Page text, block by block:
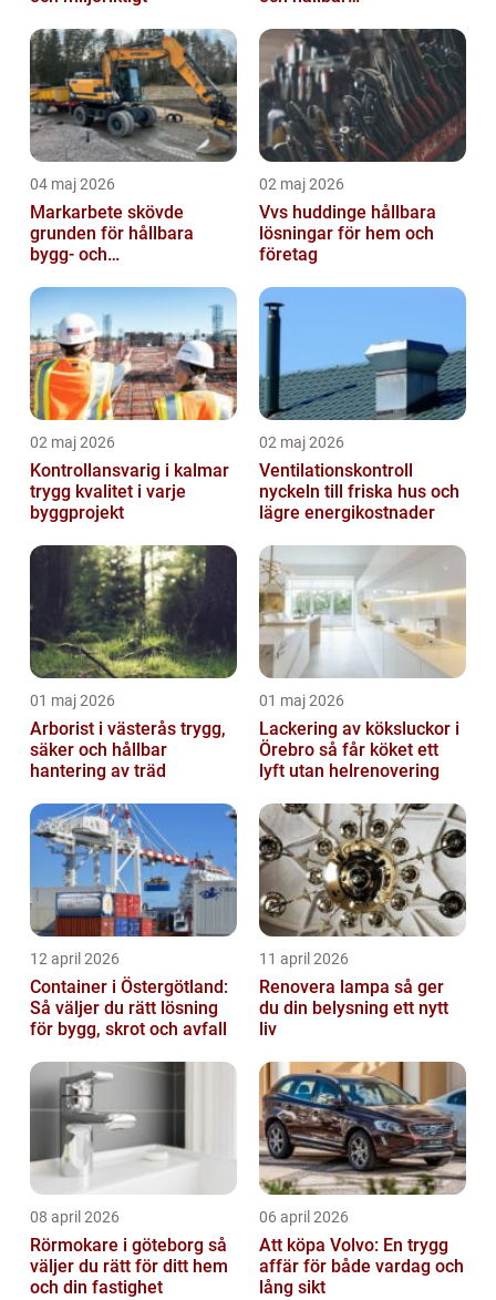
04 maj 2026
Markarbete skövde
grunden för hållbara
bygg- och
02 maj 2026
Vvs huddinge hållbara
lösningar för hem och
företag
02 maj 2026
Kontrollansvarig i kalmar
trygg kvalitet i varje
byggprojekt
02 maj 2026
Ventilationskontroll
nyckeln till friska hus och
lägre energikostnader
01 maj 2026
Arborist i västerås trygg,
säker och hållbar
hantering av träd
01 maj 2026
Lackering av köksluckor i
Örebro så får köket ett
lyft utan helrenovering
12 april 2026
Container i Östergötland:
Så väljer du rätt lösning
för bygg, skrot och avfall
11 april 2026
Renovera lampa så ger
du din belysning ett nytt
liv
08 april 2026
Rörmokare i göteborg så
väljer du rätt för ditt hem
och din fastighet
06 april 2026
Att köpa Volvo: En trygg
affär för både vardag och
lång sikt